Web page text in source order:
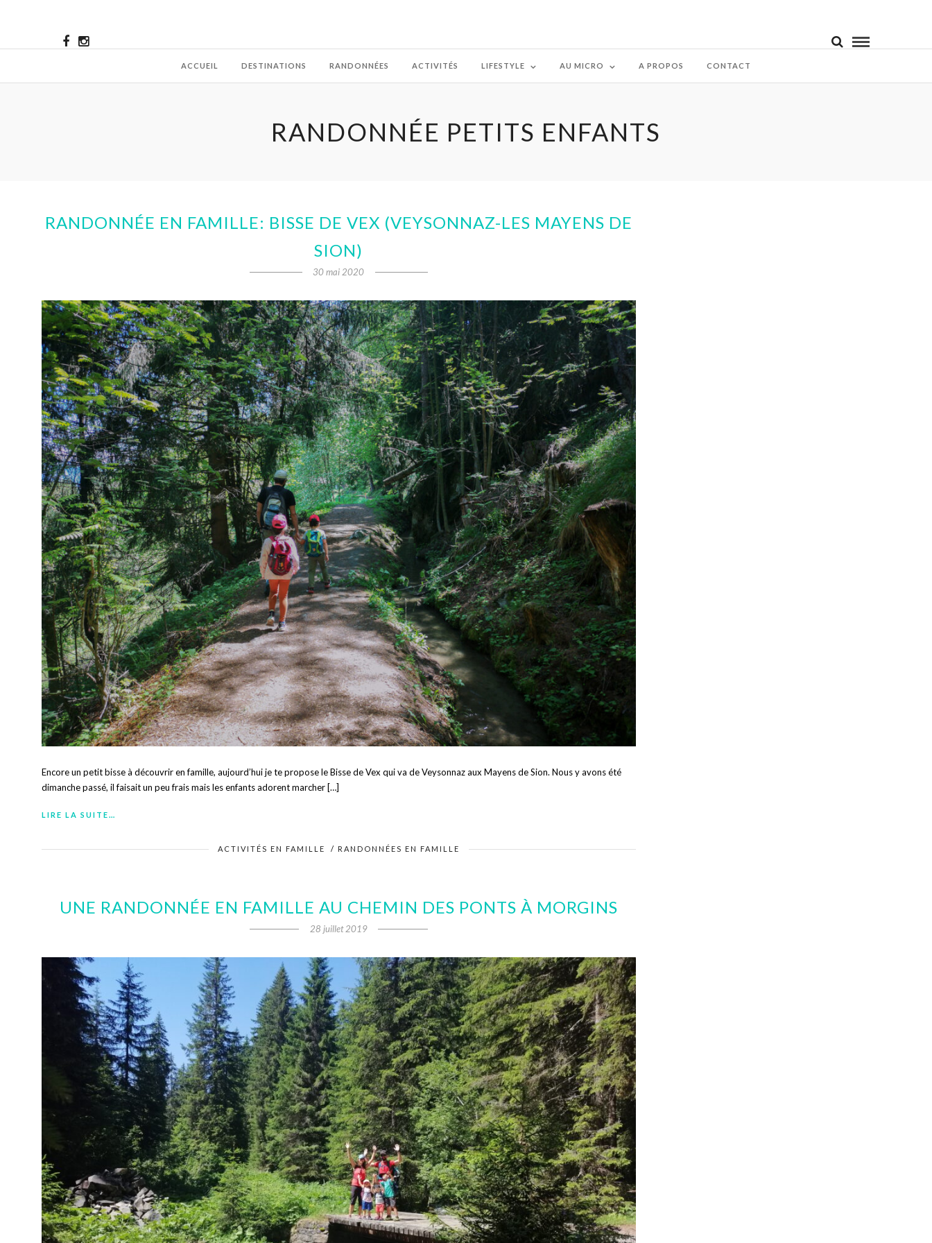
ACCUEIL DESTINATIONS RANDONNÉES ACTIVITÉS LIFESTYLE AU MICRO A PROPOS CONTACT
RANDONNÉE PETITS ENFANTS
RANDONNÉE EN FAMILLE: BISSE DE VEX (VEYSONNAZ-LES MAYENS DE
SION)
30 mai 2020
Encore un petit bisse à découvrir en famille, aujourd’hui je te propose le Bisse de Vex qui va de Veysonnaz aux Mayens de Sion. Nous y avons été
dimanche passé, il faisait un peu frais mais les enfants adorent marcher […]
LIRE LA SUITE…
ACTIVITÉS EN FAMILLE / RANDONNÉES EN FAMILLE
UNE RANDONNÉE EN FAMILLE AU CHEMIN DES PONTS À MORGINS
28 juillet 2019